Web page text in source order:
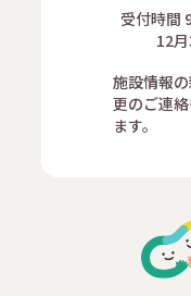
受付時間
12
施設情報
更のご連
ます。